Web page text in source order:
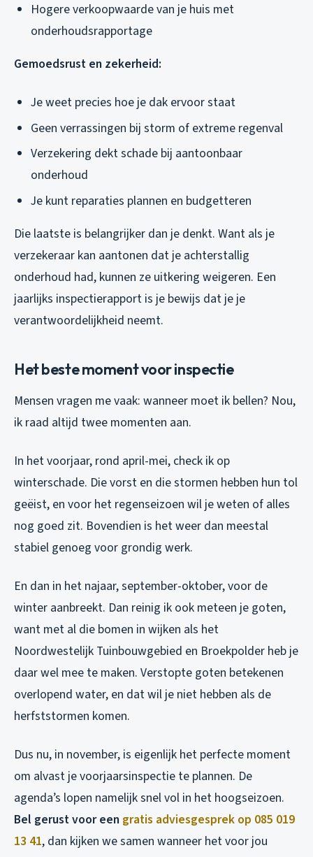
Hogere verkoopwaarde van je huis met
onderhoudsrapportage
Gemoedsrust en zekerheid:
Je weet precies hoe je dak ervoor staat
Geen verrassingen bij storm of extreme regenval
Verzekering dekt schade bij aantoonbaar
onderhoud
Je kunt reparaties plannen en budgetteren
Die laatste is belangrijker dan je denkt. Want als je
verzekeraar kan aantonen dat je achterstallig
onderhoud had, kunnen ze uitkering weigeren. Een
jaarlijks inspectierapport is je bewijs dat je je
verantwoordelijkheid neemt.
Het beste moment voor inspectie
Mensen vragen me vaak: wanneer moet ik bellen? Nou,
ik raad altijd twee momenten aan.
In het voorjaar, rond april-mei, check ik op
winterschade. Die vorst en die stormen hebben hun tol
geëist, en voor het regenseizoen wil je weten of alles
nog goed zit. Bovendien is het weer dan meestal
stabiel genoeg voor grondig werk.
En dan in het najaar, september-oktober, voor de
winter aanbreekt. Dan reinig ik ook meteen je goten,
want met al die bomen in wijken als het
Noordwestelijk Tuinbouwgebied en Broekpolder heb je
daar wel mee te maken. Verstopte goten betekenen
overlopend water, en dat wil je niet hebben als de
herfststormen komen.
Dus nu, in november, is eigenlijk het perfecte moment
om alvast je voorjaarsinspectie te plannen. De
agenda’s lopen namelijk snel vol in het hoogseizoen.
Bel gerust voor een gratis adviesgesprek op 085 019
13 41, dan kijken we samen wanneer het voor jou